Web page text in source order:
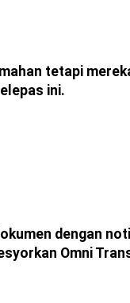
tetapi
ini.
dengan
Omni